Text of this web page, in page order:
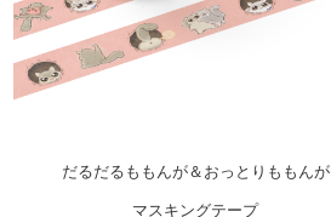
だるだるももんが＆おっとりももんが
マスキングテープ